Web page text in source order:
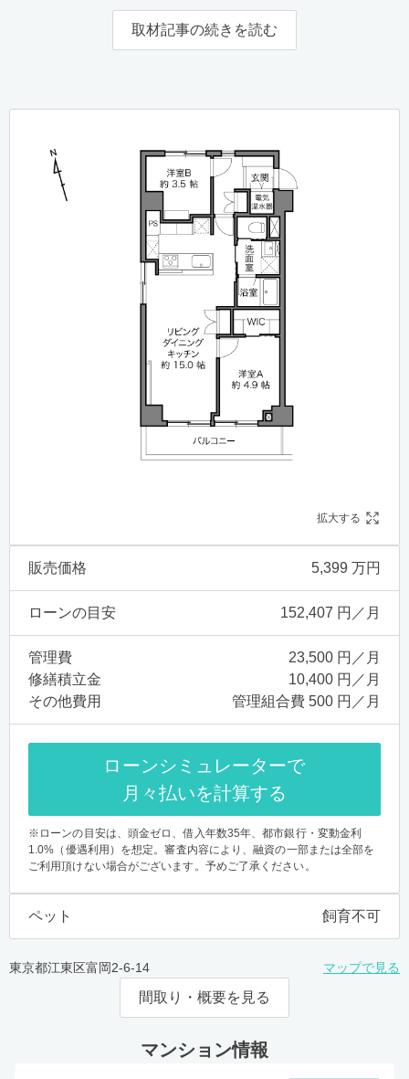
取材記事の続きを読む
拡大する
販売価格 5,399 万円
ローンの目安 152,407 円／月
管理費
23,500 円／月
修繕積立金
10,400 円／月
その他費用
管理組合費 500 円／月
ローンシミュレーターで
月々払いを計算する
※ローンの目安は、頭金ゼロ、借入年数35年、都市銀行・変動金利
1.0%（優遇利用）を想定。審査内容により、融資の一部または全部を
ご利用頂けない場合がございます。予めご了承ください。
ペット 飼育不可
東京都江東区富岡2-6-14 マップで見る
間取り・概要を見る
マンション情報